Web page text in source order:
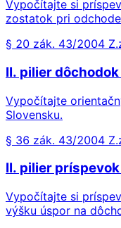
Vypočítajte si
zostatok pri
§ 20 zák. 43/2004
II. pilier dôchodok
Vypočítajte
Slovensku.
§ 36 zák. 43/2004
II. pilier príspevok
Vypočítajte si
výšku úspor na